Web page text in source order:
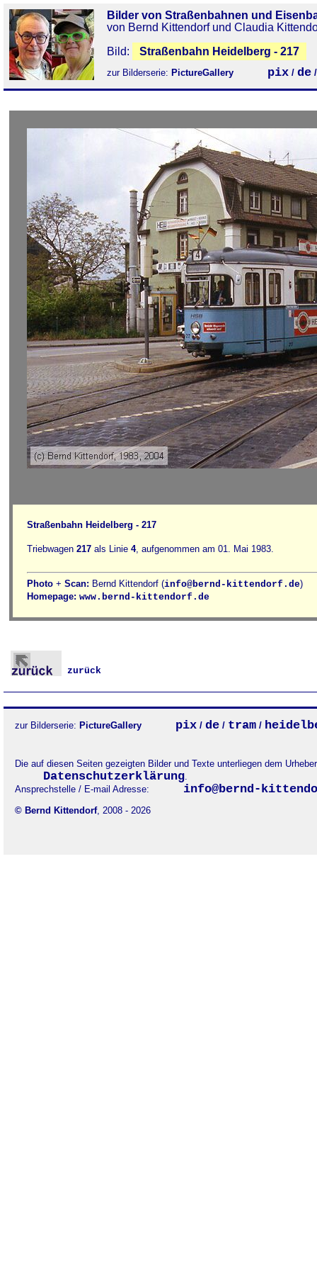
Bilder von Straßenbahnen und
von Bernd Kittendorf und Claudia
Bild:
Straßenbahn Heidelberg - 217
zur Bilderserie: PictureGallery pix / de
Straßenbahn Heidelberg - 217
Triebwagen 217 als Linie 4, aufgenommen am 01. Mai 1983.
Photo + Scan: Bernd Kittendorf (info@bernd-kittendorf.de)
Homepage: www.bernd-kittendorf.de
zurück
zur Bilderserie: PictureGallery pix / de / tram /
Die auf diesen Seiten gezeigten Bilder und Texte unterliegen dem
Datenschutzerklärung.
Ansprechstelle / E-mail Adresse:
info@bernd-
© Bernd Kittendorf, 2008 - 2026